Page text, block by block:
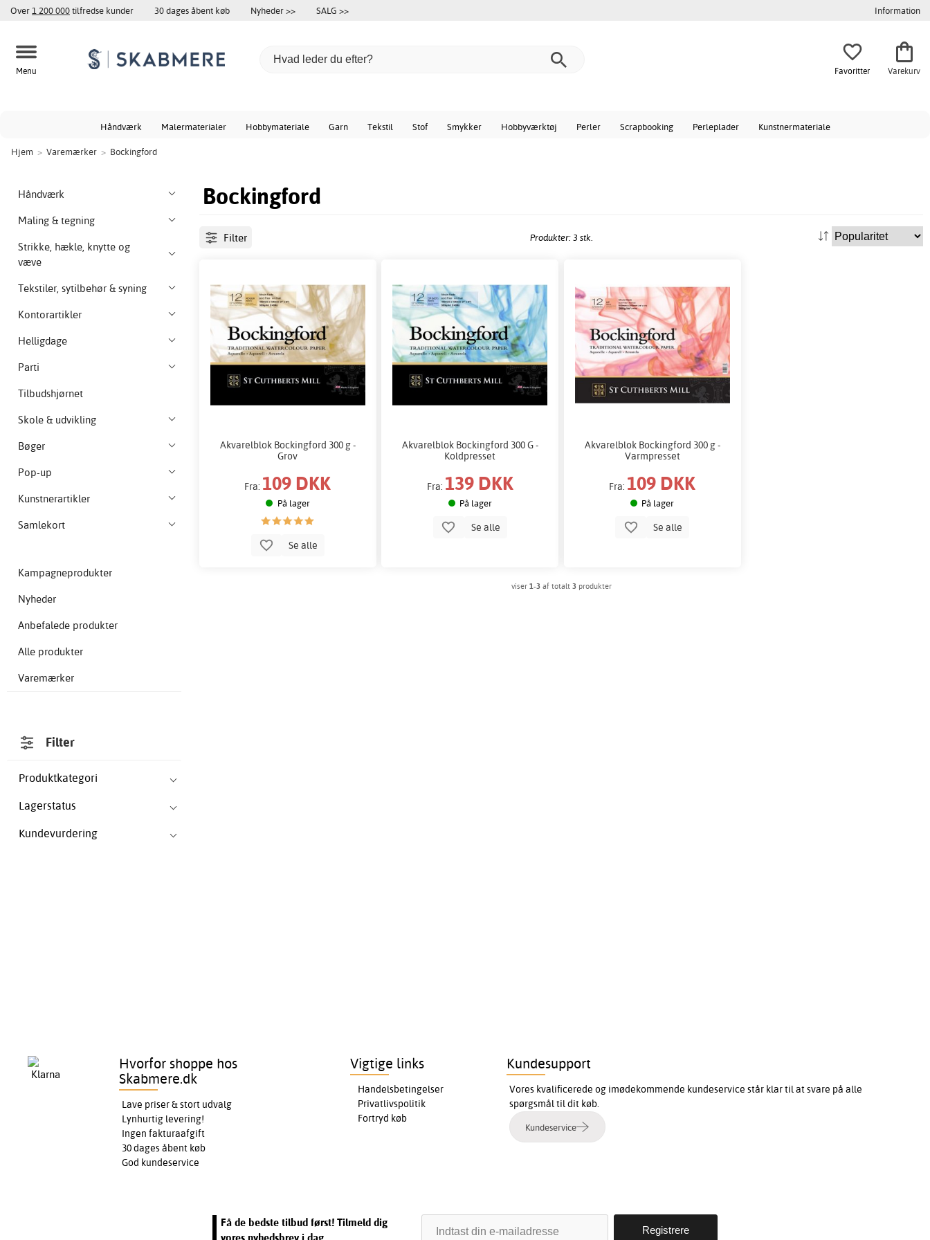
Over1 200 000tilfredse kunder 30 dages åbent køb Nyheder >> SALG >> Information
Menu Favoritter Varekurv
Håndværk Malermaterialer Hobbymateriale Garn Tekstil Stof Smykker Hobbyværktøj Perler Scrapbooking Perleplader Kunstnermateriale
Hjem > Varemærker > Bockingford
Bockingford
Håndværk
Maling & tegning
Strikke, hækle, knytte og
væve
Tekstiler, sytilbehør & syning
Kontorartikler
Helligdage
Parti
Tilbudshjørnet
Skole & udvikling
Bøger
Pop-up
Kunstnerartikler
Samlekort
Kampagneprodukter
Nyheder
Anbefalede produkter
Alle produkter
Varemærker
Filter
Produktkategori
Lagerstatus
Kundevurdering
Filter Produkter: 3 stk.
Akvarelblok Bockingford 300 g -
Grov
Fra: 109 DKK
På lager
Se alle
Akvarelblok Bockingford 300 G -
Koldpresset
Fra: 139 DKK
På lager
Se alle
Akvarelblok Bockingford 300 g -
Varmpresset
Fra: 109 DKK
På lager
Se alle
viser 1-3af totalt 3produkter
Hvorfor shoppe hos
Skabmere.dk
Lave priser & stort udvalg
Lynhurtig levering!
Ingen fakturaafgift
30 dages åbent køb
God kundeservice
Vigtige links
Handelsbetingelser
Privatlivspolitik
Fortryd køb
Kundesupport
Vores kvalificerede og imødekommende kundeservice står klar til at svare på alle
spørgsmål til dit køb.
Kundeservice
Få de bedste tilbud først! Tilmeld dig